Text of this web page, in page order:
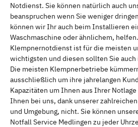
Notdienst. Sie können natürlich auch
beanspruchen wenn Sie weniger
können wir Ihr auch beim Installieren
Waschmaschine oder ähnlichem,
Klempnernotdienst ist für die meisten
wichtigsten und diesen sollten Sie
Die meisten Klempnerbetriebe
ausschließlich um ihre jahrelangen
Kapazitäten um Ihnen aus Ihrer
Ihnen bei uns, dank unserer
und Umgebung, nicht. Sie können
Notfall Service Medlingen zu jeder